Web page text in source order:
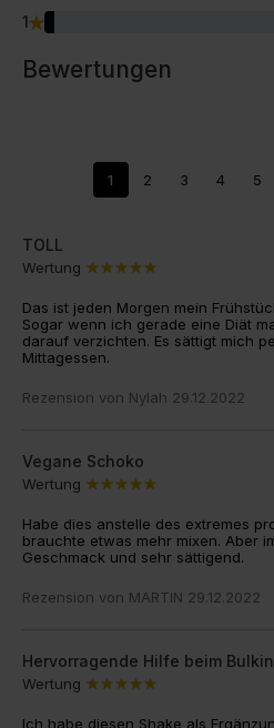
1
Bewertungen
1 2 3 4 5
TOLL
Wertung
Das ist jeden Morgen mein
Sogar wenn ich gerade eine Diät
darauf verzichten. Es sättigt mich
Mittagessen.
Rezension von Nylah 29.12.2022
Vegane Schoko
Wertung
Habe dies anstelle des extremes
brauchte etwas mehr mixen. Aber
Geschmack und sehr sättigend.
Rezension von MARTIN 29.12.2022
Hervorragende Hilfe beim
Wertung
Ich habe diesen Shake als